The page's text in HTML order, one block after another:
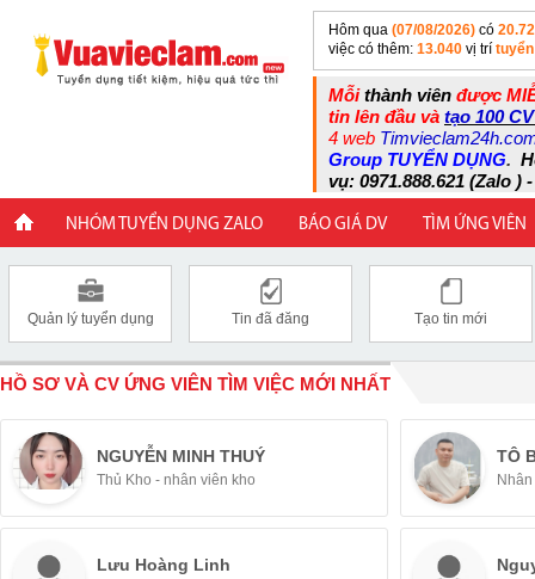
Hôm qua (07/08/2026) có
việc có thêm: 13.040 vị trí
Mỗithành viên được
tin lên đầu và tạo 100
4 web
Group TUYỂN DỤNG.
vụ: 0971.888.621 (Zalo )
NHÓM TUYỂN DỤNG ZALO BÁO GIÁ DV TÌM ỨNG VIÊN
Quản lý tuyển dụng Tin đã đăng Tạo tin mới
HỒ SƠ VÀ CV ỨNG VIÊN TÌM VIỆC MỚI NHẤT
NGUYỄN MINH THUÝ
Thủ Kho - nhân viên kho
TÔ
Lưu Hoàng Linh